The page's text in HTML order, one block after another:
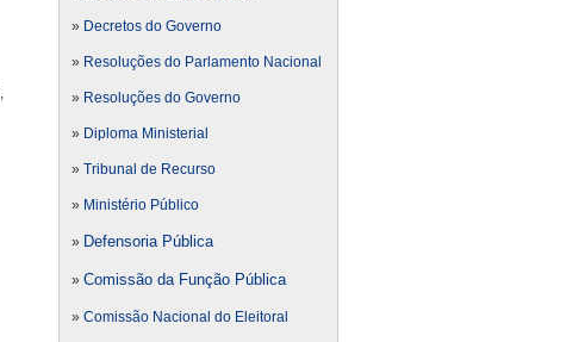
» Decretos do Governo
» Resoluções do Parlamento Nacional
» Resoluções do Governo
» Diploma Ministerial
» Tribunal de Recurso
» Ministério Público
» Defensoria Pública
» Comissão da Função Pública
» Comissão Nacional do Eleitoral